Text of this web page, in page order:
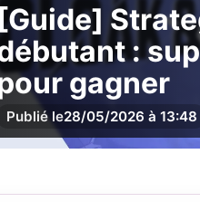
[Guide]
:
gagner
Publié le28/05/2026 à 13:48